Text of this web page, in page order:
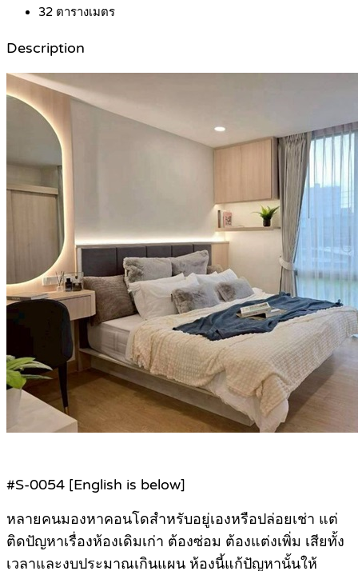
32 ตารางเมตร
Description
#S-0054 [English is below]
หลายคนมองหาคอนโดสำหรับอยู่เองหรือปล่อยเช่า แต่
ติดปัญหาเรื่องห้องเดิมเก่า ต้องซ่อม ต้องแต่งเพิ่ม เสียทั้ง
เวลาและงบประมาณเกินแผน ห้องนี้แก้ปัญหานั้นให้